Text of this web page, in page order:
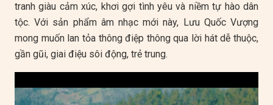
tranh giàu cảm xúc, khơi gợi tình yêu và niềm tự hào dân
tộc. Với sản phẩm âm nhạc mới này, Lưu Quốc Vượng
mong muốn lan tỏa thông điệp thông qua lời hát dễ thuộc,
gần gũi, giai điệu sôi động, trẻ trung.